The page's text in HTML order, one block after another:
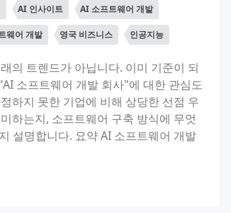
AI 인사이트 AI 소프트웨어 개발
웨어 개발 영국 비즈니스 인공지능
의 트렌드가 아닙니다. 이미 기준이 되
소프트웨어 개발 회사"에 대한 관심도
하지 못한 기업에 비해 상당한 선점 우
하는지, 소프트웨어 구축 방식에 무엇
설명합니다. 요약 AI 소프트웨어 개발